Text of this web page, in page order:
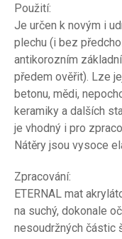
Použití:
Je určen k novým i
plechu (i bez
antikorozním
předem ověřit). Lze
betonu, mědi,
keramiky a dalších
je vhodný i pro
Nátěry jsou vysoce
Zpracování:
ETERNAL mat
na suchý, dokonale
nesoudržných částic